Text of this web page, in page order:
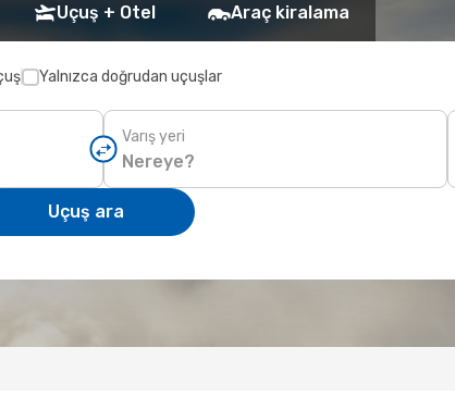
Uçuş + Otel Araç kiralama
Yalnızca doğrudan uçuşlar
Varış yeri
Uçuş ara